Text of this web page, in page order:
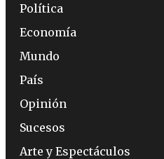
Política
Economía
Mundo
País
Opinión
Sucesos
Arte y Espectáculos